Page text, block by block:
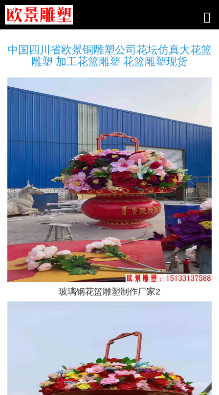
中国四川省欧景铜雕塑公司花坛仿真大花篮
雕塑 加工花篮雕塑 花篮雕塑现货
玻璃钢花篮雕塑制作厂家2